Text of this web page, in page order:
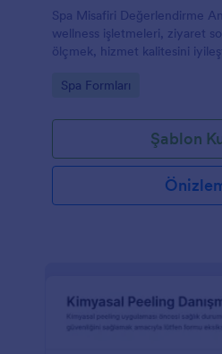
Spa Misafiri Değerlendirme
wellness işletmeleri, ziyaret
ölçmek, hizmet kalitesini
anket yayınlayabilir.
Go to Category:
Spa Formları
Şablon